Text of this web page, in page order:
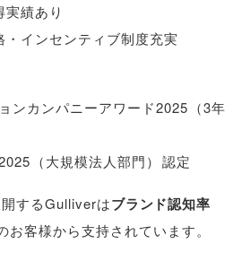
実績あり
・インセンティブ制度充実
ンカンパニーアワード2025 （3年
（大規模法人部門） 認定
するGulliverはブランド認知率
お客様から支持されています。